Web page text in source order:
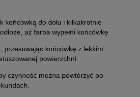
końcówką do dołu i kilkakrotnie
aż farba wypełni końcówkę.
przesuwając końcówkę z lekkim
powierzchni.
czynność można powtórzyć po